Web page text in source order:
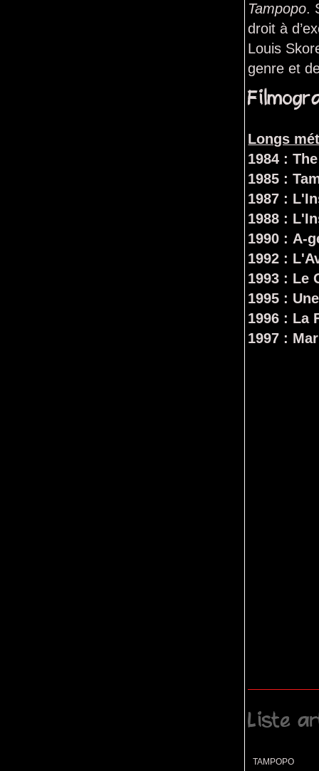
Tampopo.
droit à
Louis
genre et
Longs
1984 :
1985 :
1987 :
1988 :
1990 : A-
1992 :
1993 : Le
1995 :
1996 : La
1997 :
Liste
TAMPOPO